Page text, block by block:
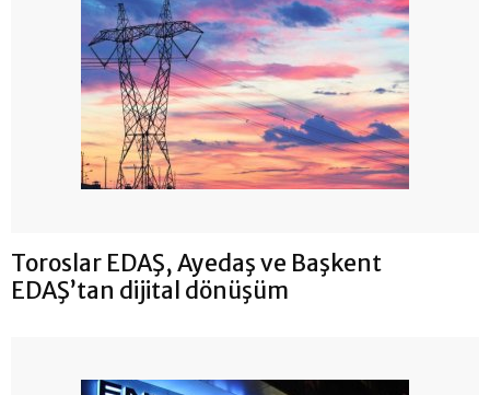
Toroslar EDAŞ, Ayedaş ve Başkent
EDAŞ’tan dijital dönüşüm